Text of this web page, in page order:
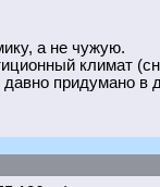
а не чужую.
климат
придумано в